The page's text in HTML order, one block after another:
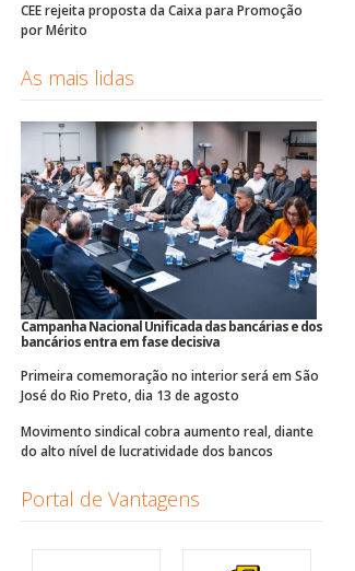
CEE rejeita proposta da Caixa para Promoção
por Mérito
As mais lidas
Campanha Nacional Unificada das bancárias e dos
bancários entra em fase decisiva
Primeira comemoração no interior será em São
José do Rio Preto, dia 13 de agosto
Movimento sindical cobra aumento real, diante
do alto nível de lucratividade dos bancos
Portal de Vantagens